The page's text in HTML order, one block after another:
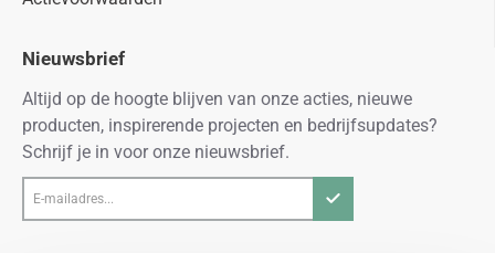
Nieuwsbrief
Altijd op de hoogte blijven van onze acties, nieuwe
producten, inspirerende projecten en bedrijfsupdates?
Schrijf je in voor onze nieuwsbrief.
mailadres...